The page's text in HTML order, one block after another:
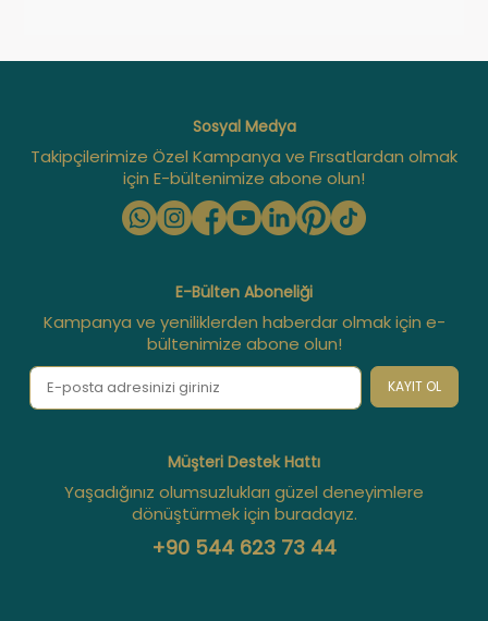
Sosyal Medya
Takipçilerimize Özel Kampanya ve Fırsatlardan olmak
için E-bültenimize abone olun!
E-Bülten Aboneliği
Kampanya ve yeniliklerden haberdar olmak için e-
bültenimize abone olun!
KAYIT OL
Müşteri Destek Hattı
Yaşadığınız olumsuzlukları güzel deneyimlere
dönüştürmek için buradayız.
+90 544 623 73 44